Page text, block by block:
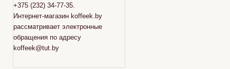
+375 (232) 34-77-35.
Интернет-магазин koffeek.by
рассматривает электронные
обращения по адресу
koffeek@tut.by